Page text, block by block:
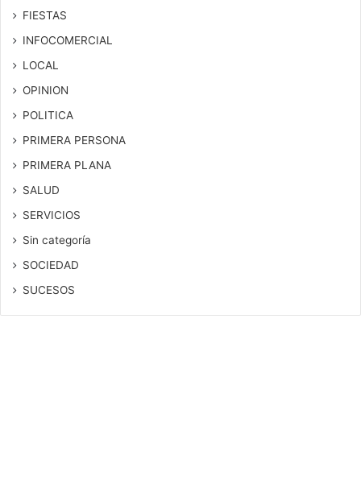
FIESTAS
INFOCOMERCIAL
LOCAL
OPINION
POLITICA
PRIMERA PERSONA
PRIMERA PLANA
SALUD
SERVICIOS
Sin categoría
SOCIEDAD
SUCESOS